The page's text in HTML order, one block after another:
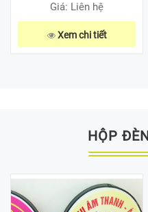
Giá: Liên hệ
Xem chi tiết
HỘP